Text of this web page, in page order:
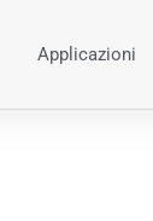
Applicazioni